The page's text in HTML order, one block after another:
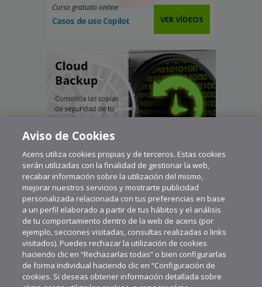
Curso gratuito online
Casos de uso Copilot VER VÍDEOS
Aviso de Cookies
Acens utiliza cookies propias y de terceros. Estas cookies
serán utilizadas con la finalidad de gestionar la web,
recabar información sobre la utilización del mismo,
mejorar nuestros servicios y mostrarte publicidad
personalizada relacionada con tus preferencias en base
a un perfil elaborado a partir de tus hábitos y el análisis
de tu comportamiento dentro de la web de acens (por
ejemplo, secciones visitadas, consultas realizadas o links
visitados). Puedes rechazar la utilización de cookies
haciendo clic en “Rechazarlas todas” o bien configurarlas
de forma individual haciendo clic en “Configuración de
cookies. Si deseas obtener información detallada sobre